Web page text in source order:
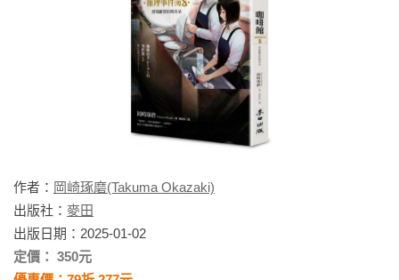
作者： 岡崎琢磨(Takuma Okazaki)
出版社： 麥田
出版日期：2025-01-02
定價： 350元